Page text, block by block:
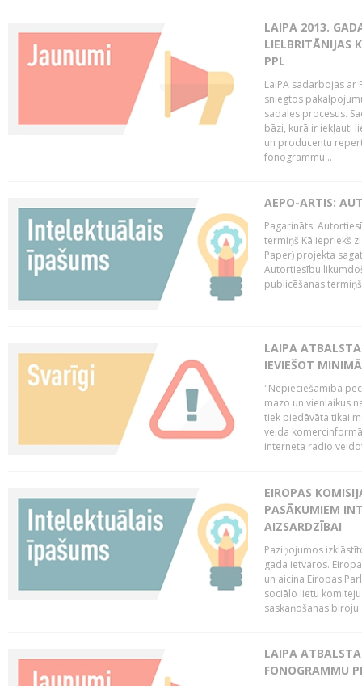
LAIPA 2013.
LIELBRITĀNIJAS
PPL
LaIPA sadarbojas
sniegtos
sadales procesus.
bāzi, kurā ir iekļauti
un producentu
fonogrammu...
AEPO-ARTIS:
Pagarināts
termiņš Kā iepriekš
Paper) projekta
Autortiesību
publicēšanas
LAIPA
IEVIEŠOT
"Nepieciešamība
mazo un vienlaikus
tiek piedāvāta tikai
veida
interneta radio
EIROPAS
PASĀKUMIEM
AIZSARDZĪBAI
Paziņojumos
gada ietvaros.
un aicina Eiropas
sociālo lietu
saskaņošanas biroju
LAIPA
FONOGRAMMU